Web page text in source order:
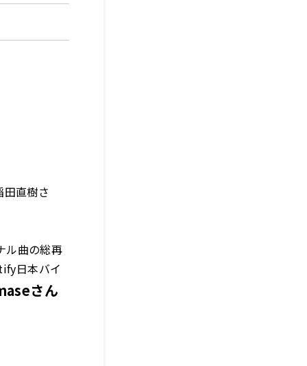
直樹さ
ル曲の総再
日本バイ
さん